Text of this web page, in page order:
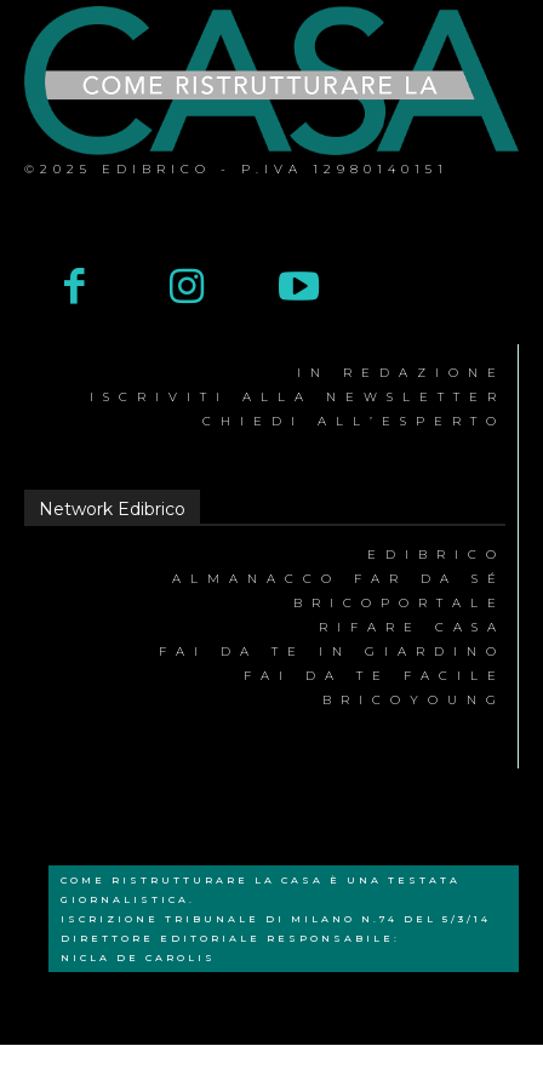
©2025 EDIBRICO - P.IVA 12980140151
IN REDAZIONE
ISCRIVITI ALLA NEWSLETTER
CHIEDI ALL’ESPERTO
Network Edibrico
EDIBRICO
ALMANACCO FAR DA SÉ
BRICOPORTALE
RIFARE CASA
FAI DA TE IN GIARDINO
FAI DA TE FACILE
BRICOYOUNG
COME RISTRUTTURARE LA CASA È UNA TESTATA
GIORNALISTICA.
ISCRIZIONE TRIBUNALE DI MILANO N.74 DEL 5/3/14
DIRETTORE EDITORIALE RESPONSABILE:
NICLA DE CAROLIS